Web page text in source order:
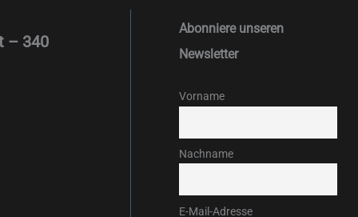
– 340
Abonniere unseren
Newsletter
Vorname
Nachname
E-Mail-Adresse